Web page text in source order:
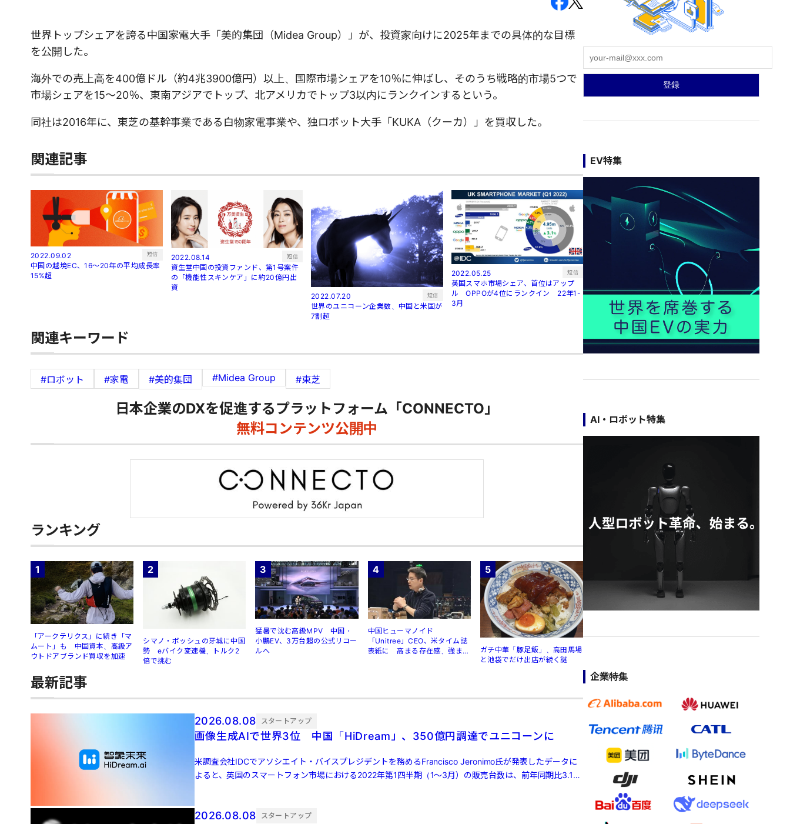
世界トップシェアを誇る中国家電大手「美的集団（Midea Group）」が、投資家向けに2025年までの具体的な目標
を公開した。
海外での売上高を400億ドル（約4兆3900億円）以上、国際市場シェアを10％に伸ばし、そのうち戦略的市場5つで
市場シェアを15〜20％、東南アジアでトップ、北アメリカでトップ3以内にランクインするという。
同社は2016年に、東芝の基幹事業である白物家電事業や、独ロボット大手「KUKA（クーカ）」を買収した。
関連記事
2022.09.02 短信
中国の越境EC、16～20年の平均成長率
15%超
2022.08.14 短信
資生堂中国の投資ファンド、第1号案件
の「機能性スキンケア」に約20億円出
資
2022.07.20
短信
世界のユニコーン企業数、中国と米国が
7割超
2022.05.25 短信
英国スマホ市場シェア、首位はアップ
ル OPPOが4位にランクイン 22年1-
3月
関連キーワード
#ロボット #家電 #美的集団 #Midea Group #東芝
日本企業のDXを促進するプラットフォーム「CONNECTO」
無料コンテンツ公開中
ランキング
1
「アークテリクス」に続き「マ
ムート」も 中国資本、高級ア
ウトドアブランド買収を加速
2
シマノ・ボッシュの牙城に中国
勢 eバイク変速機、トルク2
倍で挑む
3
猛暑で沈む高級MPV 中国・
小鵬EV、3万台超の公式リコー
ルへ
4
中国ヒューマノイド
「Unitree」CEO、米タイム誌
表紙に 高まる存在感、強まる
5
ガチ中華「豚足飯」、高田馬場
と池袋でだけ出店が続く謎
最新記事
2026.08.08 スタートアップ
画像生成AIで世界3位 中国「HiDream」、350億円調達でユニコーンに
米調査会社IDCでアソシエイト・バイスプレジデントを務めるFrancisco Jeronimo氏が発表したデータに
よると、英国のスマートフォン市場における2022年第1四半期（1～3月）の販売台数は、前年同期比3.1%
2026.08.08 スタートアップ
EV特集
AI・ロボット特集
企業特集